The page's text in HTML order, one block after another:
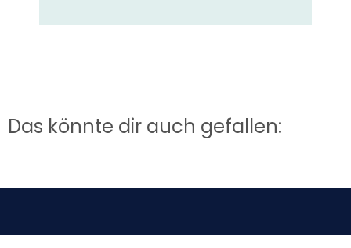
Das könnte dir auch gefallen: